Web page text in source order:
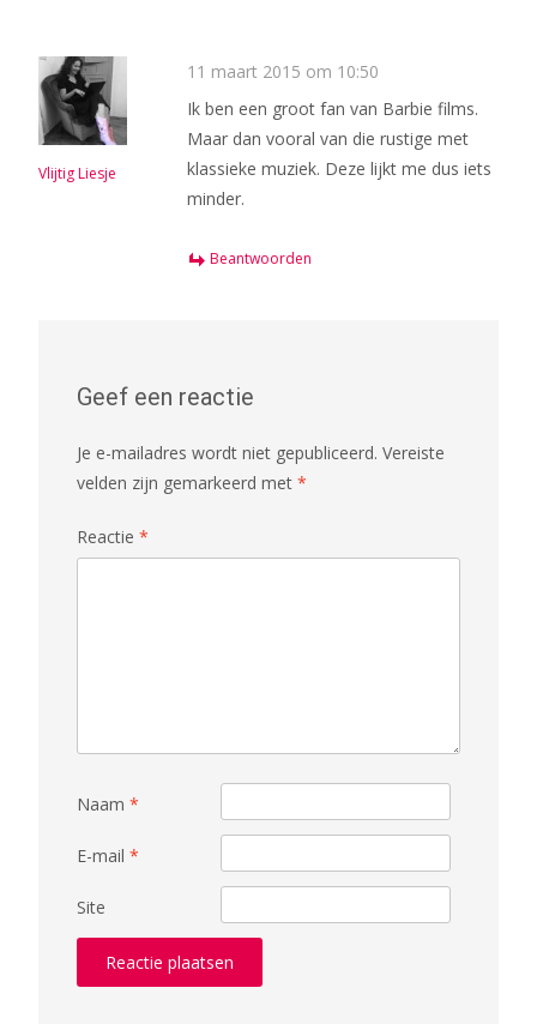
Vlijtig Liesje
11 maart 2015 om 10:50
Ik ben een groot fan van Barbie films.
Maar dan vooral van die rustige met
klassieke muziek. Deze lijkt me dus iets
minder.
Beantwoorden
Geef een reactie
Je e-mailadres wordt niet gepubliceerd. Vereiste
velden zijn gemarkeerd met *
Reactie *
Naam *
E-mail *
Site